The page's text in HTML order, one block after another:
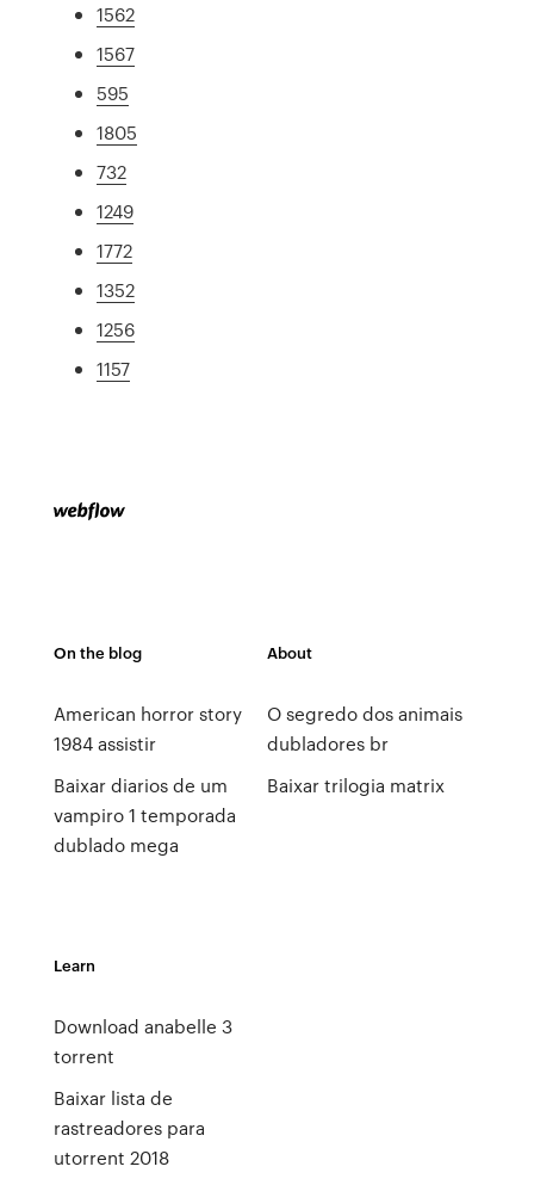
1562
1567
595
1805
732
1249
1772
1352
1256
1157
On the blog
American horror story
1984 assistir
Baixar diarios de um
vampiro 1 temporada
dublado mega
About
O segredo dos animais
dubladores br
Baixar trilogia matrix
Learn
Download anabelle 3
torrent
Baixar lista de
rastreadores para
utorrent 2018